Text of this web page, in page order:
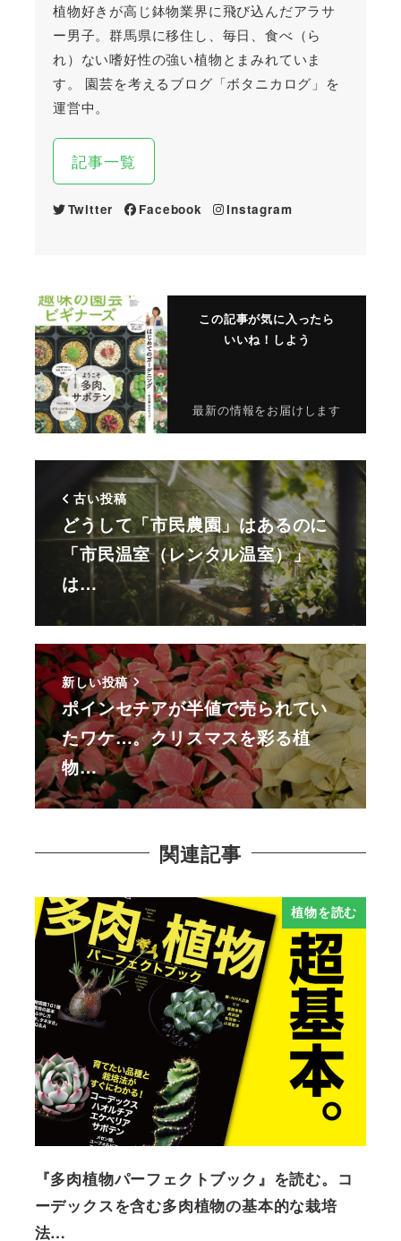
植物好きが高じ鉢物業界に飛び込んだアラサ
ー男子。群馬県に移住し、毎日、食べ（ら
れ）ない嗜好性の強い植物とまみれていま
す。 園芸を考えるブログ「ボタニカログ」を
運営中。
記事一覧
Twitter Facebook Instagram
この記事が気に入ったら
いいね！しよう
最新の情報をお届けします
古い投稿
どうして「市民農園」はあるのに
「市民温室（レンタル温室）」
は…
新しい投稿
ポインセチアが半値で売られてい
たワケ…。クリスマスを彩る植
物…
関連記事
植物を読む
『多肉植物パーフェクトブック』を読む。コ
ーデックスを含む多肉植物の基本的な栽培
法…